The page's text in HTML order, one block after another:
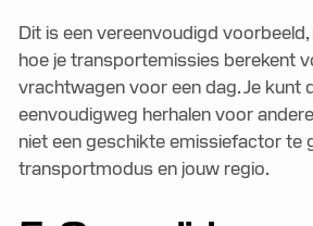
Dit is een vereenvoudigd
hoe je transportemissies berekent
vrachtwagen voor een dag. Je kunt
eenvoudigweg herhalen voor
niet een geschikte emissiefactor te
transportmodus en jouw regio.